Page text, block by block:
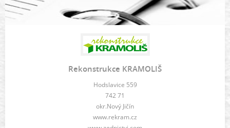
Rekonstrukce KRAMOLIŠ
Hodslavice 559
742 71
okr.Nový Jičín
www.rekram.cz